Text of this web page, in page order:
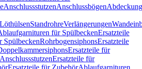
AnschlussstutzenAnschlussbögen
LöthülsenStandrohreVerlängerungen
für SpülbeckenErsatzteile
SpülbeckenRohrbogensiphonsErsatzteile
Ersatzteile für
AnschlussstutzenErsatzteile für
Ersatzteile für ZubehörAblaufgarnituren